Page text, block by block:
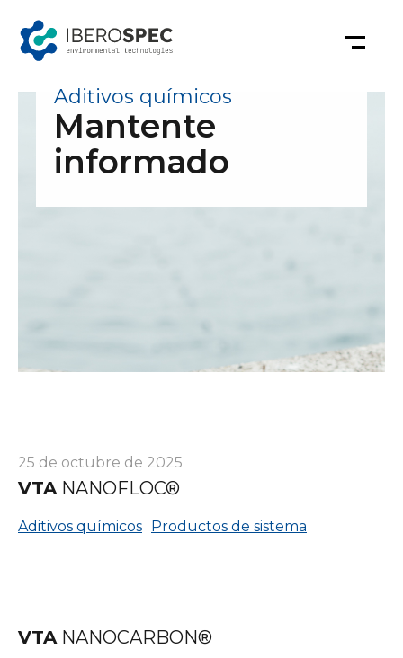
contenido
Aditivos químicos
Mantente
informado
25 de octubre de 2025
VTA NANOFLOC®
Aditivos químicos Productos de sistema
VTA NANOCARBON®